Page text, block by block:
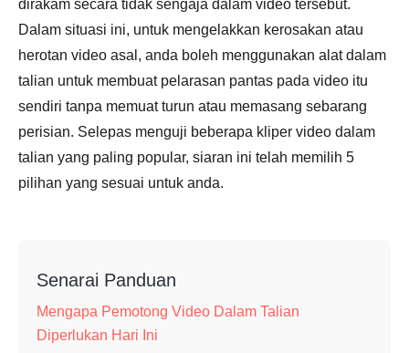
dirakam secara tidak sengaja dalam video tersebut.
Dalam situasi ini, untuk mengelakkan kerosakan atau
herotan video asal, anda boleh menggunakan alat dalam
talian untuk membuat pelarasan pantas pada video itu
sendiri tanpa memuat turun atau memasang sebarang
perisian. Selepas menguji beberapa kliper video dalam
talian yang paling popular, siaran ini telah memilih 5
pilihan yang sesuai untuk anda.
Senarai Panduan
Mengapa Pemotong Video Dalam Talian
Diperlukan Hari Ini